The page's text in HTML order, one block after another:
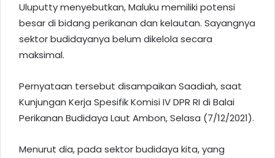
Uluputtymenyebutkan,Maluku memiliki potensi
besar di bidang perikanan dan kelautan. Sayangnya
sektor budidayanya belum dikelola secara
maksimal.
Pernyataan tersebut disampaikan Saadiah, saat
Kunjungan Kerja Spesifik Komisi IV DPR RI di Balai
Perikanan Budidaya Laut Ambon, Selasa (7/12/2021).
Menurut dia, pada sektor budidaya kita, yang